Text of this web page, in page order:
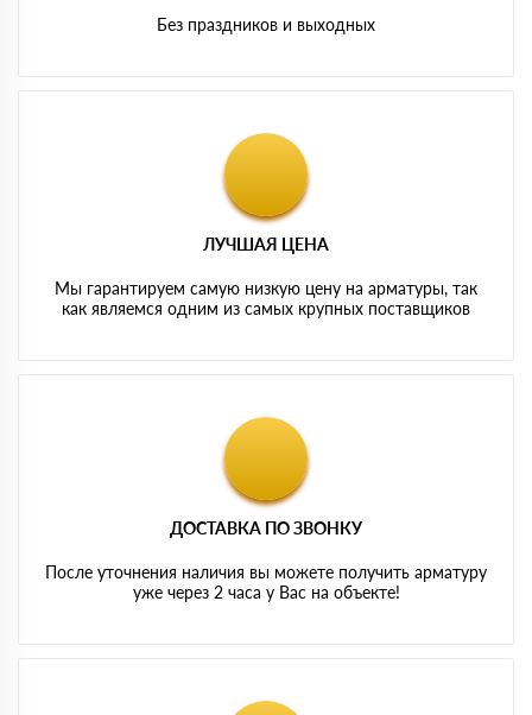
Без праздников и выходных
ЛУЧШАЯ ЦЕНА
Мы гарантируем самую низкую цену на арматуры, так
как являемся одним из самых крупных поставщиков
ДОСТАВКА ПО ЗВОНКУ
После уточнения наличия вы можете получить арматуру
уже через 2 часа у Вас на объекте!